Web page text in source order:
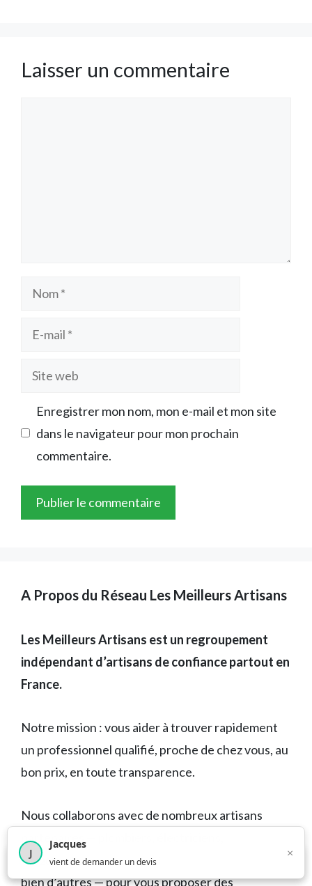
Laisser un commentaire
Nom
Site
Enregistrer mon nom, mon e-mail et mon site
dans le navigateur pour mon prochain
commentaire.
A Propos du Réseau Les Meilleurs Artisans
Les Meilleurs Artisans est un regroupement
indépendant d’artisans de confiance partout en
France.
Notre mission : vous aider à trouver rapidement
un professionnel qualifié, proche de chez vous, au
bon prix, en toute transparence.
Nous collaborons avec de nombreux artisans
partenaires — plombiers, électriciens,
chauffagistes, serruriers, couvreurs, vitriers et
bien d’autres — pour vous proposer des
4 208utilisateurs ce mois-ci
J
Jacques
vient de demander un devis
×